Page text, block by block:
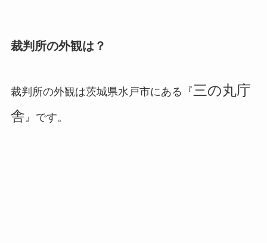
裁判所の外観は？
裁判所の外観は茨城県水戸市にある『 三の丸庁
舎』です。